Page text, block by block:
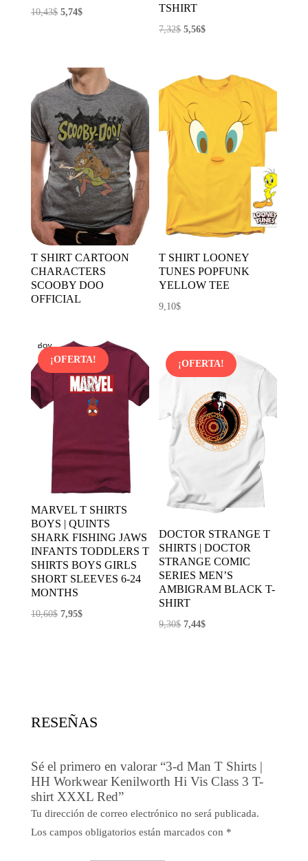
10,43$ El
10,43$.
5,74$El
5,74$.
TSHIRT
7,32$ El
era:
7,32$.
5,56$El
es:
T SHIRT CARTOON
CHARACTERS
SCOOBY DOO
OFFICIAL
T SHIRT LOONEY
TUNES POPFUNK
YELLOW TEE
9,10$
¡OFERTA!
MARVEL T SHIRTS
BOYS | QUINTS
SHARK FISHING JAWS
INFANTS TODDLERS T
SHIRTS BOYS GIRLS
SHORT SLEEVES 6-24
MONTHS
10,60$ El
7,95$El
¡OFERTA!
DOCTOR STRANGE T
SHIRTS | DOCTOR
STRANGE COMIC
SERIES MEN’S
AMBIGRAM BLACK T-
SHIRT
9,30$ El
7,44$El
RESEÑAS
Sé el primero en valorar “3-d Man T Shirts |
HH Workwear Kenilworth Hi Vis Class 3 T-
shirt XXXL Red”
Tu dirección de correo electrónico no será publicada.
Los campos obligatorios están marcados con *